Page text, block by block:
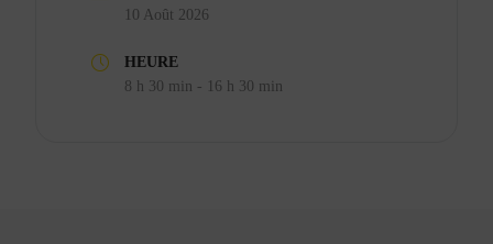
10 Août 2026
HEURE
8 h 30 min - 16 h 30 min